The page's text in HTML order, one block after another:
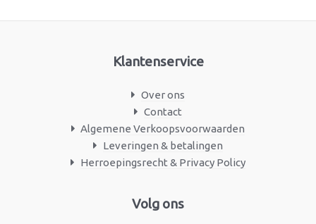
Klantenservice
Over ons
Contact
Algemene Verkoopsvoorwaarden
Leveringen & betalingen
Herroepingsrecht & Privacy Policy
Volg ons
Facebook